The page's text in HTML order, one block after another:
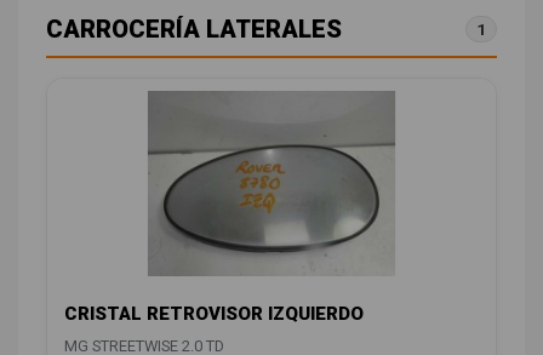
CARROCERÍA LATERALES 1
CRISTAL RETROVISOR IZQUIERDO
MG STREETWISE 2.0 TD